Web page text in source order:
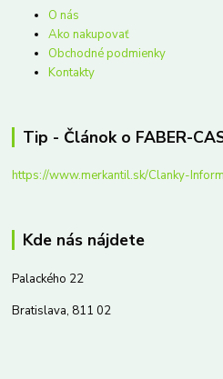
O nás
Ako nakupovať
Obchodné podmienky
Kontakty
Tip - Článok o FABER-
https://www.merkantil.sk/Clanky-
Kde nás nájdete
Palackého 22
Bratislava, 811 02